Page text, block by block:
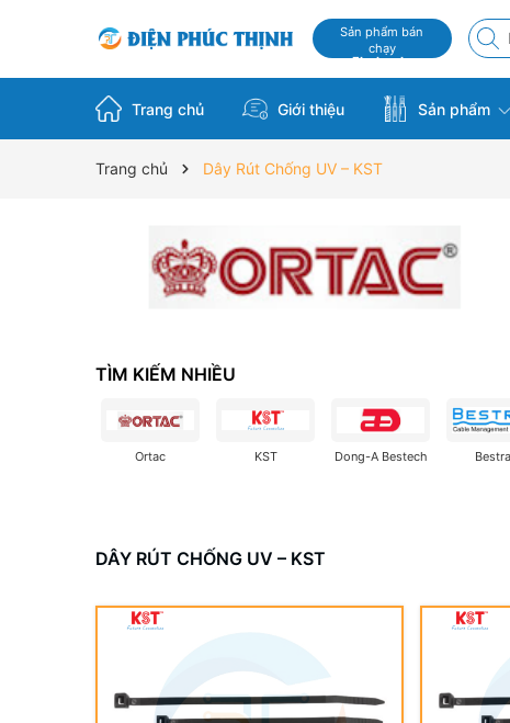
Sản phẩm bán
chạy
Flash sale
Trang chủ Giới thiệu Sản phẩm
Trang chủ Dây Rút Chống UV – KST
TÌM KIẾM NHIỀU
Ortac KST Dong-A Bestech
DÂY RÚT CHỐNG UV – KST